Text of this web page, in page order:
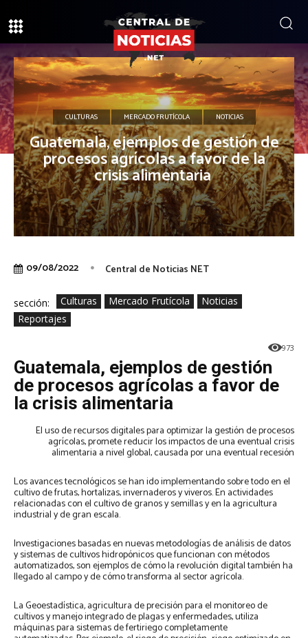
CULTURAS MERCADO FRUTÍCOLA NOTICIAS
Guatemala, ejemplos de gestión de
procesos agrícolas a favor de la
crisis alimentaria
09/08/2022 Central de Noticias NET
sección: Culturas Mercado Frutícola
Noticias
Reportajes
973
Guatemala, ejemplos de gestión
de procesos agrícolas a favor de
la crisis alimentaria
El uso de recursos digitales para optimizar la gestión de procesos
agrícolas, promete reducir los impactos de una eventual crisis
alimentaria a nivel global, causada por una eventual recesión
Los avances tecnológicos se han ido implementando sobre todo en el
cultivo de frutas, hortalizas, invernaderos y viveros. En actividades
relacionadas con el cultivo de granos y semillas y en la agricultura
industrial y de gran escala.
Investigaciones basadas en nuevas metodologías de análisis de datos
y sistemas de cultivos hidropónicos que funcionan con métodos
automatizados, son ejemplos de cómo la revolución digital también ha
llegado al campo y de cómo transforma al sector agrícola.
La Geoestadística,agricultura de precisión para el monitoreo de
cultivos y manejo integrado de plagas y enfermedades, utiliza
máquinas para sistemas de fertiriego completamente